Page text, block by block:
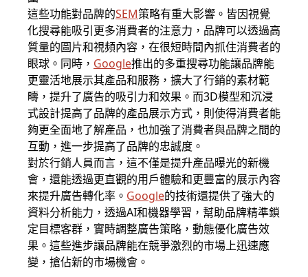
這些功能對品牌的SEM策略有重大影響。皆因視覺
化搜尋能吸引更多消費者的注意力，品牌可以透過高
質量的圖片和視頻內容，在很短時間內抓住消費者的
眼球。同時， Google推出的多重搜尋功能讓品牌能
更靈活地展示其產品和服務，擴大了行銷的素材範
疇，提升了廣告的吸引力和效果。而3D模型和沉浸
式設計提高了品牌的產品展示方式，則使得消費者能
夠更全面地了解產品，也加強了消費者與品牌之間的
互動，進一步提高了品牌的忠誠度。
對於行銷人員而言，這不僅是提升產品曝光的新機
會，還能透過更直觀的用戶體驗和更豐富的展示內容
來提升廣告轉化率。 Google的技術還提供了強大的
資料分析能力，透過AI和機器學習，幫助品牌精準鎖
定目標客群，實時調整廣告策略，動態優化廣告效
果。這些進步讓品牌能在競爭激烈的市場上迅速應
變，搶佔新的市場機會。